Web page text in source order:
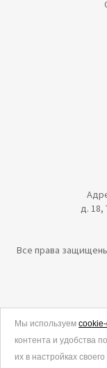
д. 18,
Все права
Политика в
Согласие на
Мы используем
контента и удобства
их в настройках